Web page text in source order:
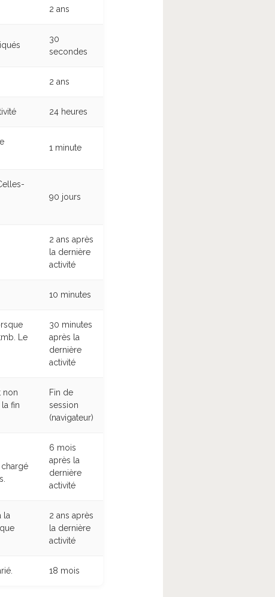
2 ans
30
secondes
2 ans
24 heures
1 minute
90 jours
2 ans après
la dernière
activité
10 minutes
Le
30 minutes
après la
dernière
activité
non
fin
Fin de
session
(navigateur)
6 mois
après la
dernière
activité
la
2 ans après
la dernière
activité
18 mois